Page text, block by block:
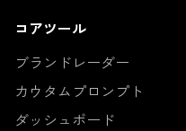
コアツール
ブランドレーダー
カウタムプロンプト
ダッシュボード